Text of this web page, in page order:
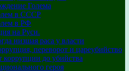
Голема
в СССР
в РФ
на Руси.
низшая раса у власти
переворот и цареубийство
коррупции до убийства
героя